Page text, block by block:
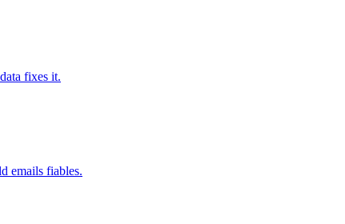
fixes it.
emails fiables.